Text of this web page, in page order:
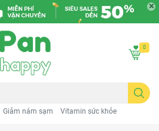
Giảm nám sạm Vitamin sức khỏe
0